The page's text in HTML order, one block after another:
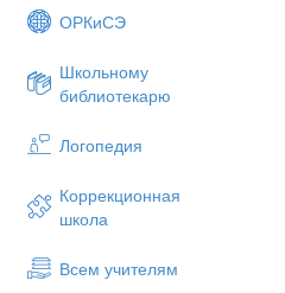
ОРКиСЭ
Школьному
библиотекарю
Логопедия
Коррекционная
школа
Всем учителям